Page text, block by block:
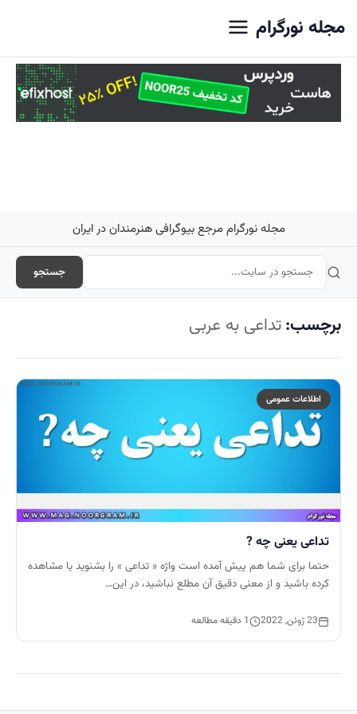
مجله نورگرام
مجله نورگرام مرجع بیوگرافی هنرمندان در ایران
جستجو
برچسب:تداعی به عربی
اطلاعات عمومی
تداعی یعنی چه ?
حتما برای شما هم پیش آمده است واژه « تداعی » را بشنوید یا مشاهده
کرده باشید و از معنی دقیق آن مطلع نباشید، در این…
23 ژوئن, 2022 1 دقیقه مطالعه